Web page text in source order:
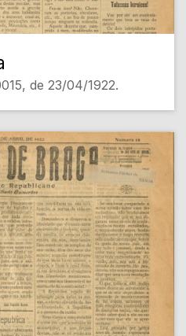
de 23/04/1922.